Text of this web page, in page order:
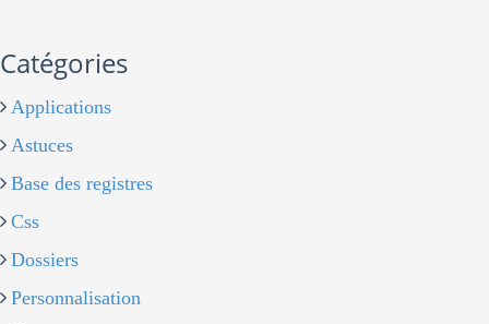
Catégories
Applications
Astuces
Base des registres
Css
Dossiers
Personnalisation